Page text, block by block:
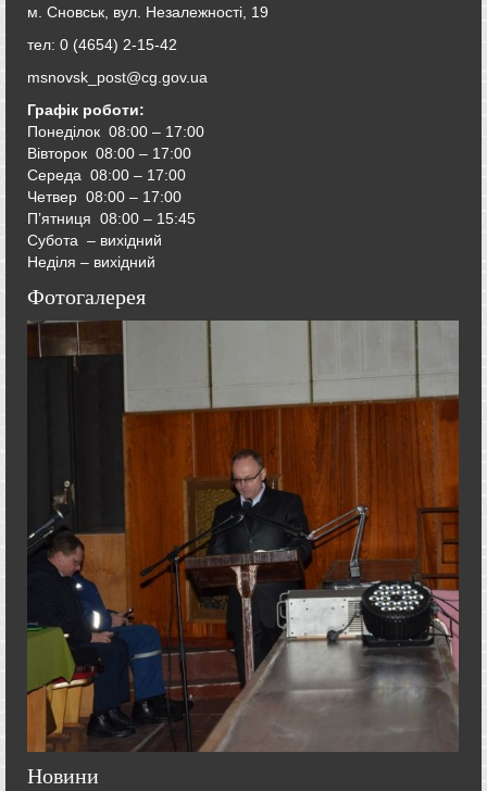
м. Сновськ, вул. Незалежності, 19
тел: 0 (4654) 2-15-42
msnovsk_post@cg.gov.ua
Графік роботи:
Понеділок 08:00 – 17:00
Вівторок 08:00 – 17:00
Середа 08:00 – 17:00
Четвер 08:00 – 17:00
П’ятниця 08:00 – 15:45
Субота – вихідний
Неділя – вихідний
Фотогалерея
Новини